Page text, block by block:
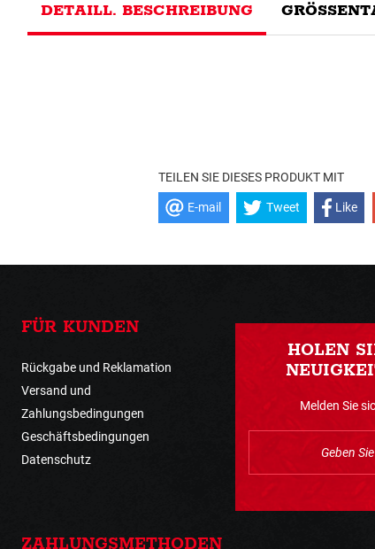
DETAILL. BESCHREIBUNG
TEILEN SIE DIESES PRODUKT MIT
E-mail Tweet Like
FÜR KUNDEN
Rückgabe und Reklamation
Versand und
Zahlungsbedingungen
Geschäftsbedingungen
Datenschutz
ZAHLUNGSMETHODEN
HOLEN
Melden Sie